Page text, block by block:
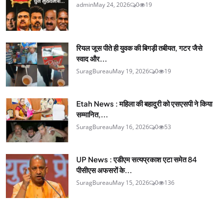
adminMay 24, 2026 0 19
रियल जूस पीते ही युवक की बिगड़ी तबीयत, गटर जैसे
स्वाद और...
SuragBureauMay 19, 2026 0 19
Etah News : महिला की बहादुरी को एसएसपी ने किया
सम्मानित,...
SuragBureauMay 16, 2026 0 53
UP News : एडीएम सत्यप्रकाश एटा समेत 84
पीसीएस अफसरों के...
SuragBureauMay 15, 2026 0 136